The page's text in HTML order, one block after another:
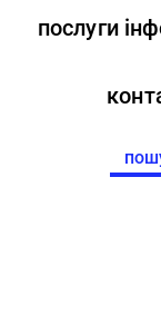
послуги
for: